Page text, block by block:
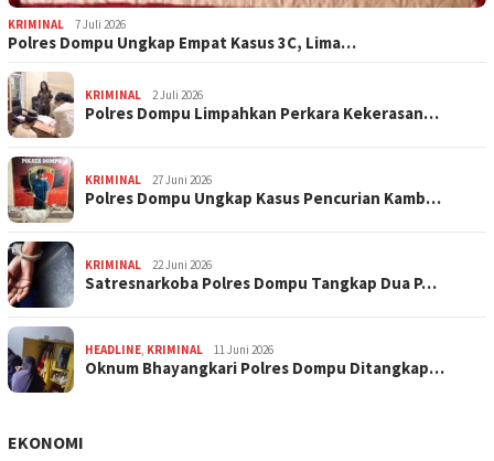
KRIMINAL 7 Juli 2026
Polres Dompu Ungkap Empat Kasus 3C, Lima…
KRIMINAL 2 Juli 2026
Polres Dompu Limpahkan Perkara Kekerasan…
KRIMINAL 27 Juni 2026
Polres Dompu Ungkap Kasus Pencurian Kamb…
KRIMINAL 22 Juni 2026
Satresnarkoba Polres Dompu Tangkap Dua P…
HEADLINE, KRIMINAL 11 Juni 2026
Oknum Bhayangkari Polres Dompu Ditangkap…
EKONOMI